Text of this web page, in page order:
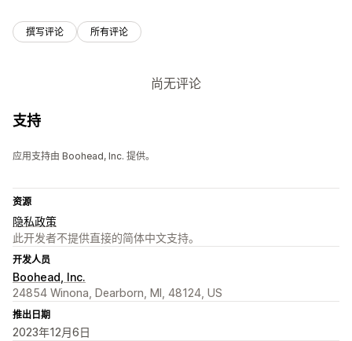
撰写评论 所有评论
尚无评论
支持
应用支持由 Boohead, Inc. 提供。
资源
隐私政策
此开发者不提供直接的简体中文支持。
开发人员
Boohead, Inc.
24854 Winona, Dearborn, MI, 48124, US
推出日期
2023年12月6日